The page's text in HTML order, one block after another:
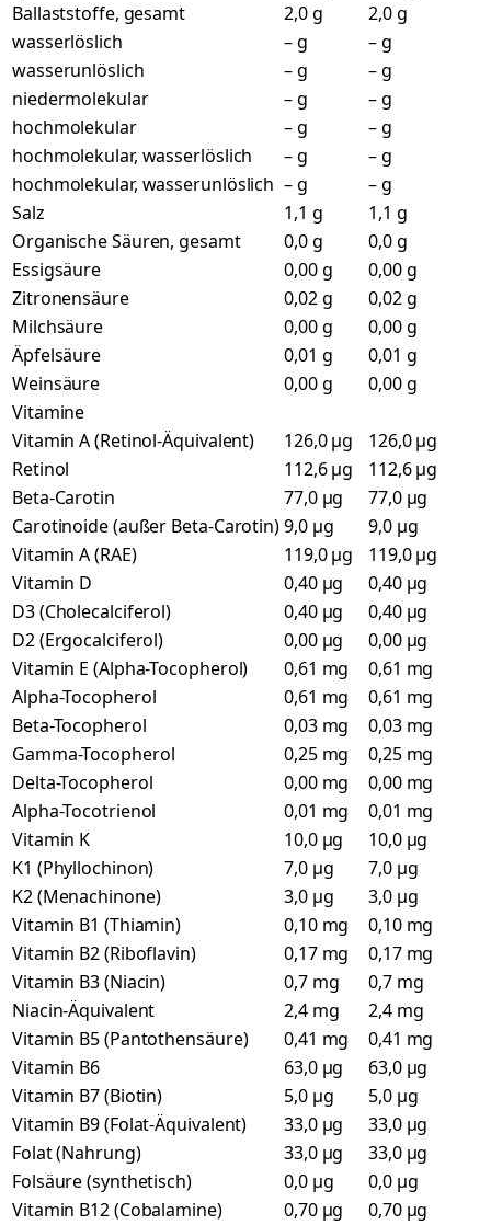
Ballaststoffe, gesamt
2,0 g
2,0 g
wasserlöslich
– g
– g
wasserunlöslich
– g
– g
niedermolekular
– g
– g
hochmolekular
– g
– g
hochmolekular, wasserlöslich
– g
– g
hochmolekular, wasserunlöslich – g
– g
Salz
1,1 g
1,1 g
Organische Säuren, gesamt
0,0 g
0,0 g
Essigsäure
0,00 g
0,00 g
Zitronensäure
0,02 g
0,02 g
Milchsäure
0,00 g
0,00 g
Äpfelsäure
0,01 g
0,01 g
Weinsäure
0,00 g
0,00 g
Vitamine
Vitamin A (Retinol-Äquivalent)
126,0 µg
126,0 µg
Retinol
112,6 µg
112,6 µg
Beta-Carotin
77,0 µg
77,0 µg
Carotinoide (außer Beta-Carotin)9,0 µg
9,0 µg
Vitamin A (RAE)
119,0 µg
119,0 µg
Vitamin D
0,40 µg
0,40 µg
D3 (Cholecalciferol)
0,40 µg
0,40 µg
D2 (Ergocalciferol)
0,00 µg
0,00 µg
Vitamin E (Alpha-Tocopherol)
0,61 mg
0,61 mg
Alpha-Tocopherol
0,61 mg
0,61 mg
Beta-Tocopherol
0,03 mg
0,03 mg
Gamma-Tocopherol
0,25 mg
0,25 mg
Delta-Tocopherol
0,00 mg
0,00 mg
Alpha-Tocotrienol
0,01 mg
0,01 mg
Vitamin K
10,0 µg
10,0 µg
K1 (Phyllochinon)
7,0 µg
7,0 µg
K2 (Menachinone)
3,0 µg
3,0 µg
Vitamin B1 (Thiamin)
0,10 mg
0,10 mg
Vitamin B2 (Riboflavin)
0,17 mg
0,17 mg
Vitamin B3 (Niacin)
0,7 mg
0,7 mg
Niacin-Äquivalent
2,4 mg
2,4 mg
Vitamin B5 (Pantothensäure)
0,41 mg
0,41 mg
Vitamin B6
63,0 µg
63,0 µg
Vitamin B7 (Biotin)
5,0 µg
5,0 µg
Vitamin B9 (Folat-Äquivalent)
33,0 µg
33,0 µg
Folat (Nahrung)
33,0 µg
33,0 µg
Folsäure (synthetisch)
0,0 µg
0,0 µg
Vitamin B12 (Cobalamine)
0,70 µg
0,70 µg